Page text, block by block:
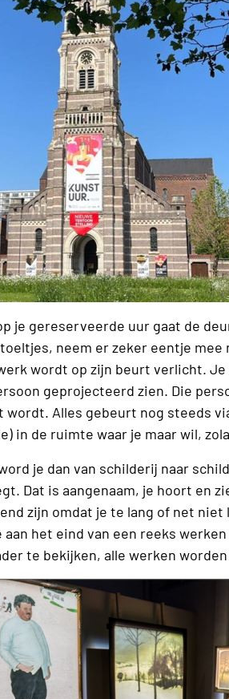
je gereserveerde uur gaat de
neem er zeker eentje mee
wordt op zijn beurt verlicht. Je
geprojecteerd zien. Die
wordt. Alles gebeurt nog steeds
in de ruimte waar je maar wil,
je dan van schilderij naar
Dat is aangenaam, je hoort en
zijn omdat je te lang of net niet
aan het eind van een reeks
te bekijken, alle werken